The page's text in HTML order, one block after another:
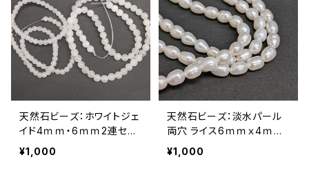
天然石ビーズ：ホワイトジェ
イド4ｍｍ・6ｍｍ2連セッ
ト
¥1,000
天然石ビーズ：淡水パール
両穴 ライス6ｍｍｘ4ｍ
ｍ 1連
¥1,000